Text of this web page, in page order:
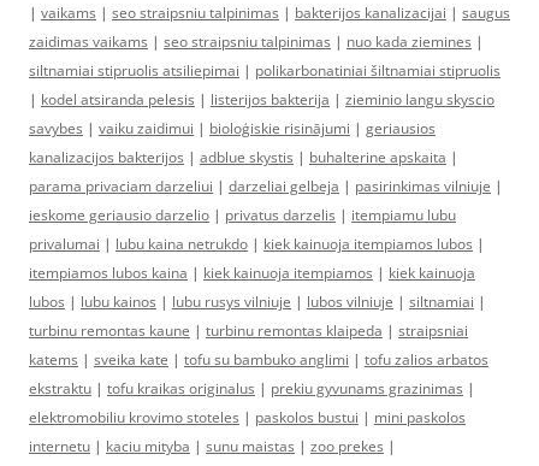
| vaikams | seo straipsniu talpinimas | bakterijos kanalizacijai | saugus
zaidimas vaikams | seo straipsniu talpinimas | nuo kada ziemines |
siltnamiai stipruolis atsiliepimai | polikarbonatiniai šiltnamiai stipruolis
| kodel atsiranda pelesis | listerijos bakterija | zieminio langu skyscio
savybes | vaiku zaidimui | bioloģiskie risinājumi | geriausios
kanalizacijos bakterijos | adblue skystis | buhalterine apskaita |
parama privaciam darzeliui | darzeliai gelbeja | pasirinkimas vilniuje |
ieskome geriausio darzelio | privatus darzelis | itempiamu lubu
privalumai | lubu kaina netrukdo | kiek kainuoja itempiamos lubos |
itempiamos lubos kaina | kiek kainuoja itempiamos | kiek kainuoja
lubos | lubu kainos | lubu rusys vilniuje | lubos vilniuje | siltnamiai |
turbinu remontas kaune | turbinu remontas klaipeda | straipsniai
katems | sveika kate | tofu su bambuko anglimi | tofu zalios arbatos
ekstraktu | tofu kraikas originalus | prekiu gyvunams grazinimas |
elektromobiliu krovimo stoteles | paskolos bustui | mini paskolos
internetu | kaciu mityba | sunu maistas | zoo prekes |